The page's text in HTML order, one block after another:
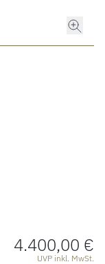
4.400,00 €
UVP inkl. MwSt.